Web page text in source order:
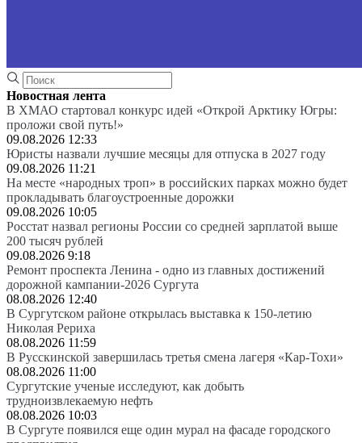
Новостная лента
В ХМАО стартовал конкурс идей «Открой Арктику Югры:
проложи свой путь!»
09.08.2026 12:33
Юристы назвали лучшие месяцы для отпуска в 2027 году
09.08.2026 11:21
На месте «народных троп» в российских парках можно будет
прокладывать благоустроенные дорожки
09.08.2026 10:05
Росстат назвал регионы России со средней зарплатой выше
200 тысяч рублей
09.08.2026 9:18
Ремонт проспекта Ленина - одно из главных достижений
дорожной кампании-2026 Сургута
08.08.2026 12:40
В Сургутском районе открылась выставка к 150-летию
Николая Рериха
08.08.2026 11:59
В Русскинской завершилась третья смена лагеря «Кар-Тохи»
08.08.2026 11:00
Сургутские ученые исследуют, как добыть
трудноизвлекаемую нефть
08.08.2026 10:03
В Сургуте появился еще один мурал на фасаде городского